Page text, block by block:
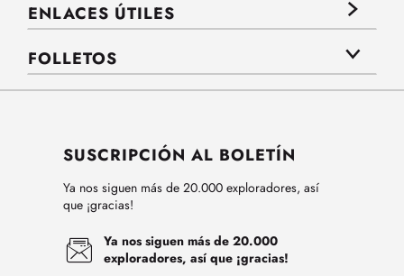
ENLACES ÚTILES
FOLLETOS
SUSCRIPCIÓN AL BOLETÍN
Ya nos siguen más de 20.000 exploradores, así
que ¡gracias!
Ya nos siguen más de 20.000
exploradores, así que ¡gracias!